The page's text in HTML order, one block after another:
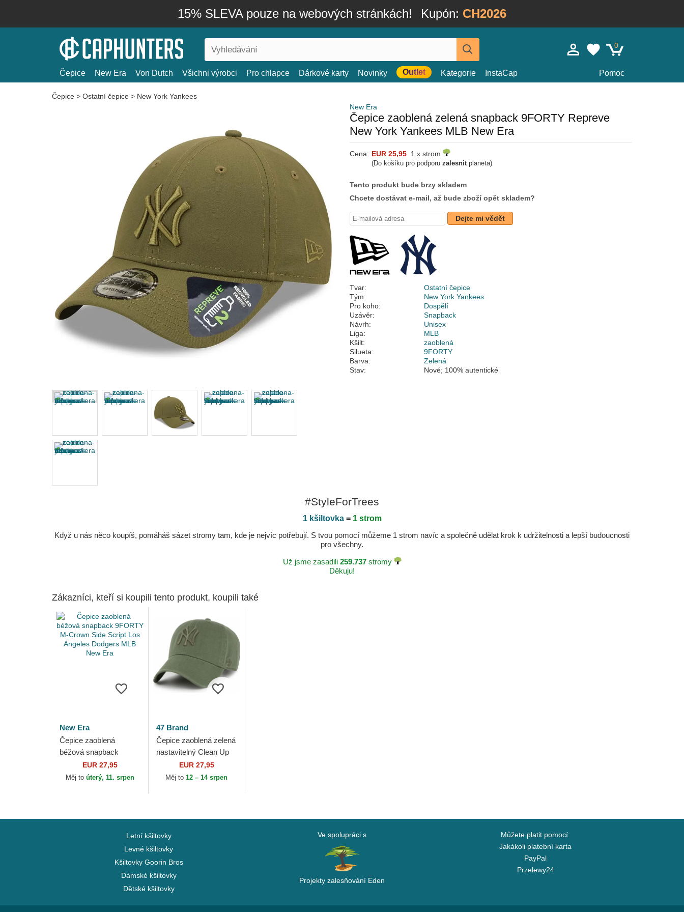
15% SLEVA pouze na webových stránkách! Kupón: CH2026
0
Čepice New Era Von Dutch Všichni výrobci Pro chlapce Dárkové karty Novinky Outlet Kategorie InstaCap Pomoc
Čepice > Ostatní čepice > New York Yankees
New Era
Čepice zaoblená zelená snapback 9FORTY Repreve
New York Yankees MLB New Era
Cena: EUR 25,95 1 x strom
(Do košíku pro podporu zalesnitplaneta)
Tento produkt bude brzy skladem
Chcete dostávat e-mail, až bude zboží opět skladem?
Dejte mi vědět
Tvar:
Ostatní čepice
Tým:
New York Yankees
Pro koho:
Dospělí
Uzávěr:
Snapback
Návrh:
Unisex
Liga:
MLB
Kšilt:
zaoblená
Silueta:
9FORTY
Barva:
Zelená
Stav:
Nové; 100% autentické
#StyleForTrees
1 kšiltovka= 1 strom
Když u nás něco koupíš, pomáháš sázet stromy tam, kde je nejvíc potřebují. S tvou pomocí můžeme 1 strom navíc a společně udělat krok k udržitelnosti a lepší budoucnosti
pro všechny.
Už jsme zasadili 259.737stromy
Děkuju!
Zákazníci, kteří si koupili tento produkt, koupili také
New Era
Čepice zaoblená
béžová snapback
9FORTY M-Crown Side
Script Los Angeles
EUR 27,95
Měj to úterý, 11. srpen
47 Brand
Čepice zaoblená zelená
nastavitelný Clean Up
New York Yankees
MLB 47 Brand
EUR 27,95
Měj to12 – 14 srpen
Letní kšiltovky
Levné kšiltovky
Kšiltovky Goorin Bros
Dámské kšiltovky
Dětské kšiltovky
Ve spolupráci s
Projekty zalesňování Eden
Můžete platit pomocí:
Jakákoli platební karta
PayPal
Przelewy24